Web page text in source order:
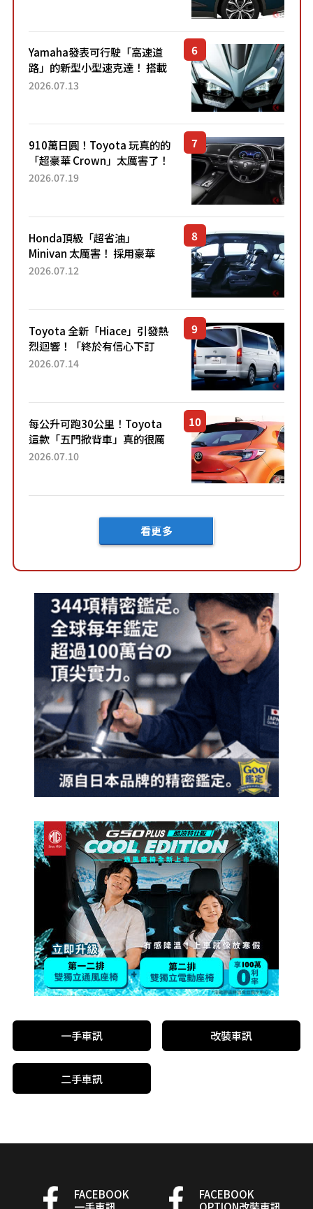
Yamaha發表可行駛「高速道
路」的新型小型速克達！ 搭載
能享受超強勁「渦輪感」的動
2026.07.13
910萬日圓！Toyota 玩真的的
「超豪華 Crown」太厲害了！
採用由「匠人技藝」打造的
2026.07.19
Honda頂級「超省油」
Minivan 太厲害！ 採用豪華
「真皮座椅」與專屬「黑色內
「三...
2026.07.12
Toyota 全新「Hiace」引發熱
烈迴響！「終於有信心下訂
了！」「哪個等級交車最
車？...
2026.07.14
每公升可跑30公里！Toyota
這款「五門掀背車」真的很厲
害！ 擁有全長4.3公尺的「剛剛
2026.07.10
看更多
一手車訊 改裝車訊
二手車訊
FACEBOOK
FACEBOOK